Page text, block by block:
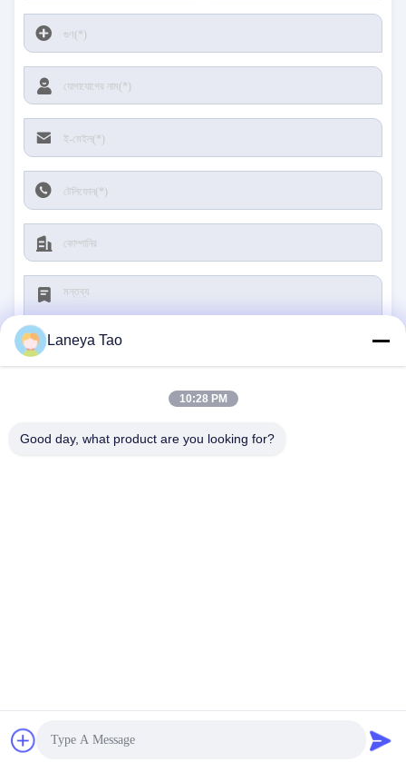
জমা দিন
গোপনীয়তা নীতি |চীন ভালো মানের ইন্টিগ্রেটেড সার্কিট ICS সরবরাহকারী.কপিরাইট © 2023-2025
Laneya Tao
10:28 PM
Good day, what product are you looking for?